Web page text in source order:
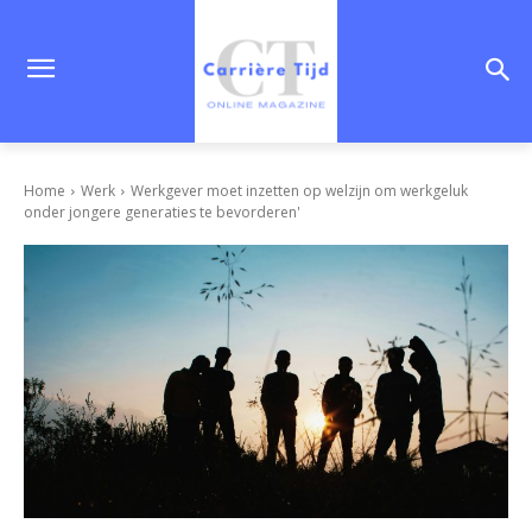
Home Werk
Werkgever moet inzetten op welzijn om werkgeluk
onder jongere generaties te bevorderen'